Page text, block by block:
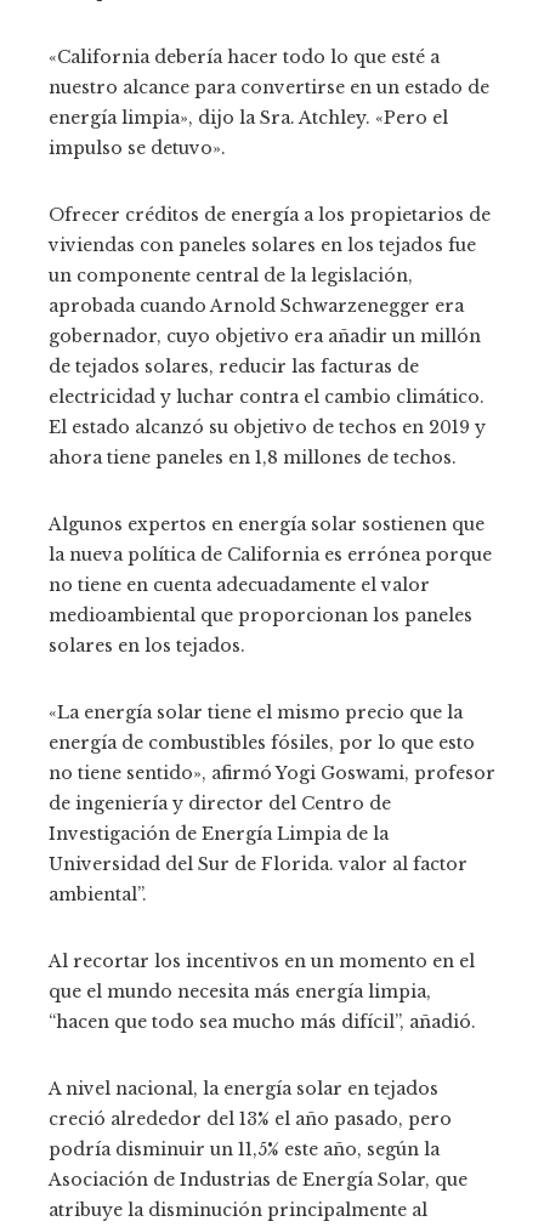
«California debería hacer todo lo que esté a
nuestro alcance para convertirse en un estado de
energía limpia», dijo la Sra. Atchley. «Pero el
impulso se detuvo».
Ofrecer créditos de energía a los propietarios de
viviendas con paneles solares en los tejados fue
un componente central de la legislación,
aprobada cuando Arnold Schwarzenegger era
gobernador, cuyo objetivo era añadir un millón
de tejados solares, reducir las facturas de
electricidad y luchar contra el cambio climático.
El estado alcanzó su objetivo de techos en 2019 y
ahora tiene paneles en 1,8 millones de techos.
Algunos expertos en energía solar sostienen que
la nueva política de California es errónea porque
no tiene en cuenta adecuadamente el valor
medioambiental que proporcionan los paneles
solares en los tejados.
«La energía solar tiene el mismo precio que la
energía de combustibles fósiles, por lo que esto
no tiene sentido», afirmó Yogi Goswami, profesor
de ingeniería y director del Centro de
Investigación de Energía Limpia de la
Universidad del Sur de Florida. valor al factor
ambiental”.
Al recortar los incentivos en un momento en el
que el mundo necesita más energía limpia,
“hacen que todo sea mucho más difícil”, añadió.
A nivel nacional, la energía solar en tejados
creció alrededor del 13% el año pasado, pero
podría disminuir un 11,5% este año, según la
Asociación de Industrias de Energía Solar, que
atribuye la disminución principalmente al